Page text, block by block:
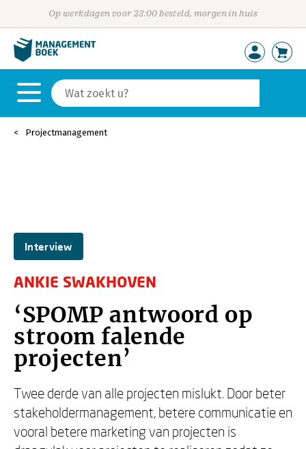
Op werkdagen voor 23:00 besteld, morgen in huis
Projectmanagement
Interview
ANKIE SWAKHOVEN
‘SPOMP antwoord op
stroom falende
projecten’
Twee derde van alle projecten mislukt. Door beter
stakeholdermanagement, betere communicatie en
vooral betere marketing van projecten is